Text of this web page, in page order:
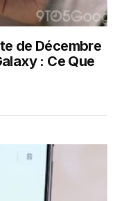
de Décembre
: Ce Que